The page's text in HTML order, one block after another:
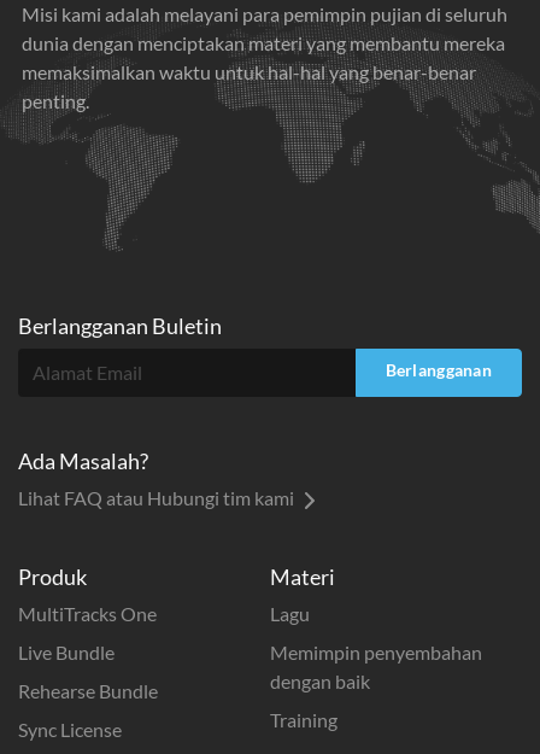
Misi kami adalah melayani para pemimpin pujian di seluruh
dunia dengan menciptakan materi yang membantu mereka
memaksimalkan waktu untuk hal-hal yang benar-benar
penting.
Produk
MultiTracks One
Live Bundle
Rehearse Bundle
Sync License
Materi
Lagu
Memimpin penyembahan
dengan baik
Training
Berlangganan Buletin
Berlangganan
Ada Masalah?
Lihat FAQ atau Hubungi tim kami